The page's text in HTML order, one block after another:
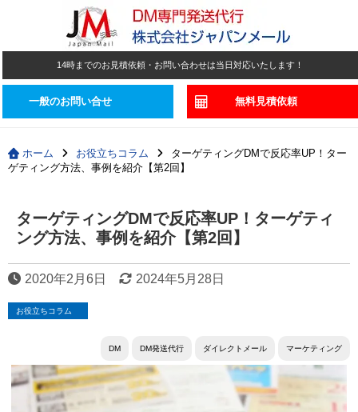
14時までのお見積依頼・お問い合わせは当日対応いたします！
一般のお問い合せ 無料見積依頼
ホーム お役立ちコラム
ターゲティングDMで反応率UP！ター
ゲティング方法、事例を紹介【第2回】
ターゲティングDMで反応率UP！ターゲティ
ング方法、事例を紹介【第2回】
2020年2月6日 2024年5月28日
お役立ちコラム
DM DM発送代行 ダイレクトメール マーケティング